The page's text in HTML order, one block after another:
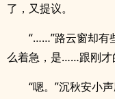
了，又提议。
“……”路云窗却有
么着急，是……跟刚才
“嗯。”沉秋安小